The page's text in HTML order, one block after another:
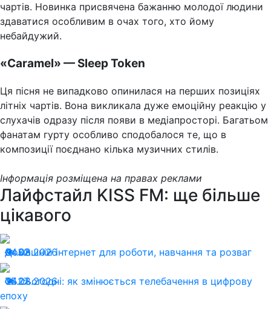
чартів. Новинка присвячена бажанню молодої людини
здаватися особливим в очах того, хто йому
небайдужий.
«Caramel» — Sleep Token
Ця пісня не випадково опинилася на перших позиціях
літніх чартів. Вона викликала дуже емоційну реакцію у
слухачів одразу після появи в медіапросторі. Багатьом
фанатам гурту особливо сподобалося те, що в
композиції поєднано кілька музичних стилів.
Інформація розміщена на правах реклами
Лайфстайл KISS FM: ще більше
цікавого
04.08.2026
32
Домашній інтернет для роботи, навчання та розваг
04.08.2026
27
ТБ сьогодні: як змінюється телебачення в цифрову
епоху